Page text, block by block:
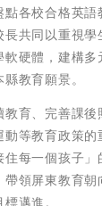
各校合格英語
共同以重視學
硬體，建構多
教育願景。
育、完善課
等教育政策
每一個孩子」
領屏東教育朝
邁進。